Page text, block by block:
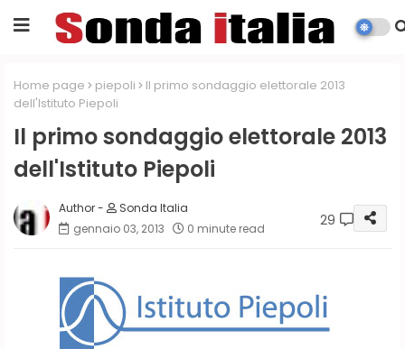
Home page piepoli
Il primo sondaggio elettorale 2013
dell'Istituto Piepoli
Il primo sondaggio elettorale 2013
dell'Istituto Piepoli
Sonda Italia
gennaio 03, 2013
0 minute read 29